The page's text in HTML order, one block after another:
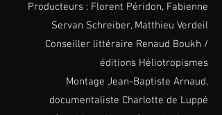
Producteurs : Florent Péridon, Fabienne
Servan Schreiber, Matthieu Verdeil
Conseiller littéraire Renaud Boukh /
éditions Héliotropismes
Montage Jean-Baptiste Arnaud,
documentaliste Charlotte de Luppé